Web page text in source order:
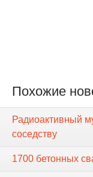
Похожие
Радиоактивный
соседству
1700 бетонных